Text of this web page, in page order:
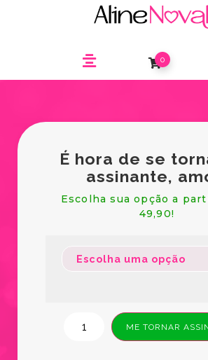
0
É hora de se
assinante,
Escolha sua opção a
49,90!
ME TORNAR